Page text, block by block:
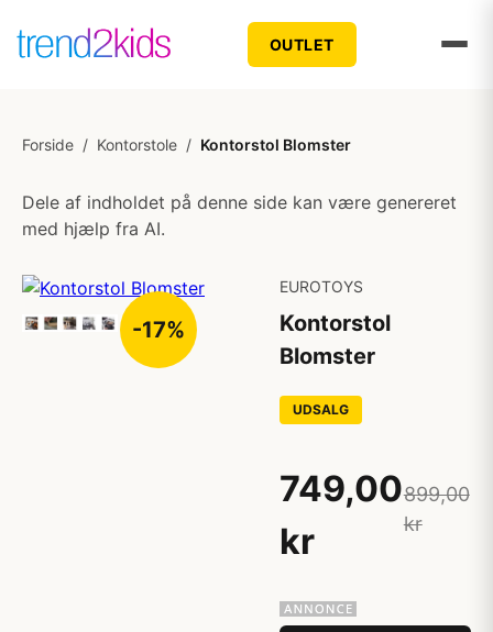
OUTLET
Forside / Kontorstole / Kontorstol Blomster
Dele af indholdet på denne side kan være genereret
med hjælp fra AI.
-17%
EUROTOYS
Kontorstol
Blomster
UDSALG
749,00
kr
899,00
kr